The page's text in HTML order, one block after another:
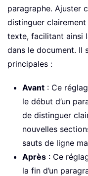
paragraphe. Ajuster
distinguer
texte, facilitant ainsi
dans le document. Il
principales :
Avant : Ce
le début d’un
de distinguer
nouvelles
sauts de ligne
Après : Ce
la fin d’un